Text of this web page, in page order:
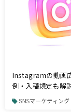
Instagramの動画
例・入稿規定も解
SNSマーケティン